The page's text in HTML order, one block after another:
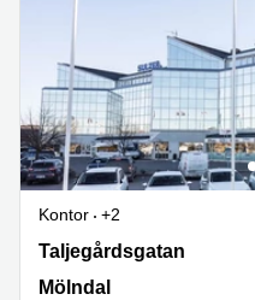
Kontor
+2
Taljegårdsgatan 11,
Taljegårdsgatan
Mölndal